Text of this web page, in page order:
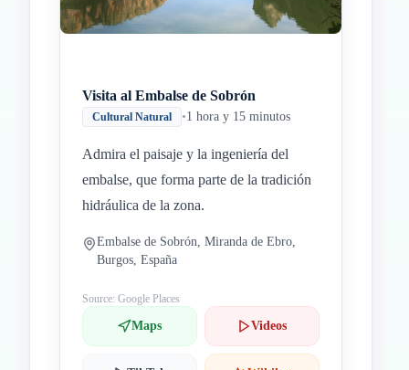
Visita al Embalse de Sobrón
Cultural Natural •1 hora y 15 minutos
Admira el paisaje y la ingeniería del
embalse, que forma parte de la tradición
hidráulica de la zona.
Embalse de Sobrón, Miranda de Ebro,
Burgos, España
Source: Google Places
Maps Videos